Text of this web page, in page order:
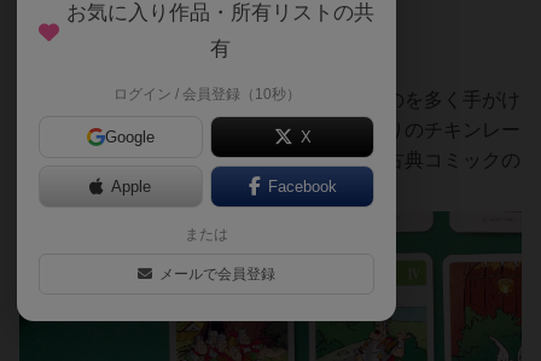
69名 0名 0 6ヶ月前
フランスのコミックを題材にした、原作ものを多く手がけ
るミヒャエル・リーネックによる坊主めくりのチキンレー
ス。ヨーロッパで古くから親しまれてきた古典コミックの
世界観を気軽に楽しめる作品だ。
お気に入り作品・所有リストの共
有
ログイン / 会員登録（10秒）
Google X
Apple Facebook
または
メールで会員登録